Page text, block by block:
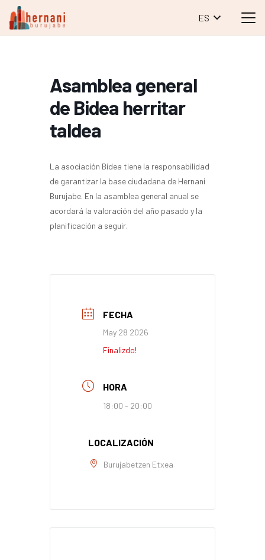
ES
Asamblea general
de Bidea herritar
taldea
La asociación Bidea tiene la responsabilidad
de garantizar la base ciudadana de Hernani
Burujabe. En la asamblea general anual se
acordará la valoración del año pasado y la
planificación a seguir.
FECHA
May 28 2026
Finalizdo!
HORA
18:00 - 20:00
LOCALIZACIÓN
Burujabetzen Etxea